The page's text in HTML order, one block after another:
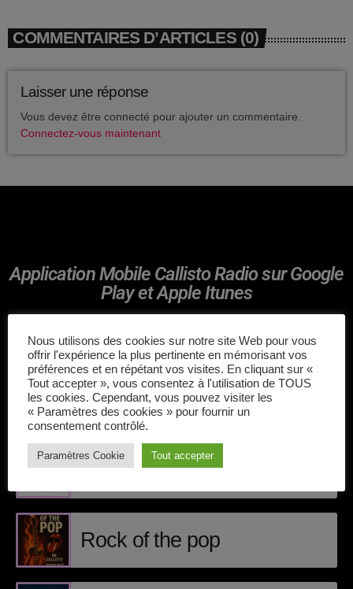
mai 2024
avril 2020
mars 2020
CATÉGORIES
Callisto concerts
DJ
Dream Trance
Electronic music
Events
Featured
French touch
COMMENTAIRES D’ARTICLES (0)
Laisser une réponse
Vous devez être connecté pour ajouter un commentaire.
Connectez-vous maintenant
Application Mobile Callisto Radio sur Google
Play et Apple Itunes
ÉPISODES DE PODCAST
Matt Craig
Rock of the pop
Nous utilisons des cookies sur notre site Web pour vous
offrir l'expérience la plus pertinente en mémorisant vos
préférences et en répétant vos visites. En cliquant sur «
Tout accepter », vous consentez à l'utilisation de TOUS
les cookies. Cependant, vous pouvez visiter les
« Paramètres des cookies » pour fournir un
consentement contrôlé.
Paramètres Cookie Tout accepter